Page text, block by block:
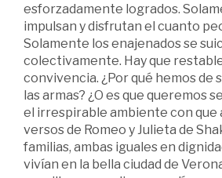
esforzadamente logrados.
impulsan y disfrutan el cuanto
Solamente los enajenados se
colectivamente. Hay que
convivencia. ¿Por qué hemos de
las armas? ¿O es que queremos
el irrespirable ambiente con que
versos de Romeo y Julieta de
familias, ambas iguales en
vivían en la bella ciudad de